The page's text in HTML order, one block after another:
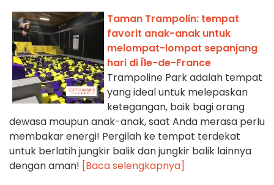
Taman Trampolin: tempat
favorit anak-anak untuk
melompat-lompat sepanjang
hari di Île-de-France
Trampoline Park adalah tempat
yang ideal untuk melepaskan
ketegangan, baik bagi orang
dewasa maupun anak-anak, saat Anda merasa perlu
membakar energi! Pergilah ke tempat terdekat
untuk berlatih jungkir balik dan jungkir balik lainnya
dengan aman! [Baca selengkapnya]